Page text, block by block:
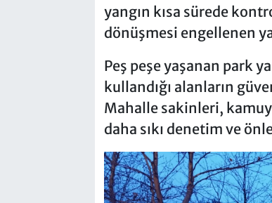
yangın kısa sürede
dönüşmesi engellenen
Peş peşe yaşanan park
kullandığı alanların
Mahalle sakinleri,
daha sıkı denetim ve